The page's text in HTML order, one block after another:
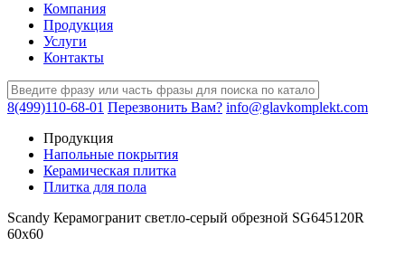
Компания
Продукция
Услуги
Контакты
8(499)110-68-01 Перезвонить Вам? info@glavkomplekt.com
Продукция
Напольные покрытия
Керамическая плитка
Плитка для пола
Scandy Керамогранит светло-серый обрезной SG645120R
60х60